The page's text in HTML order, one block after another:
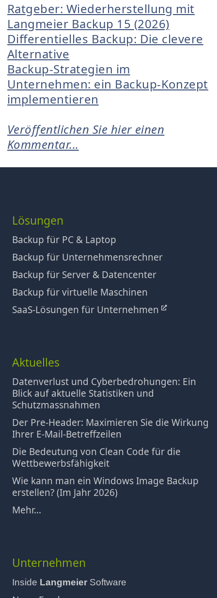
Ratgeber: Wiederherstellung mit
Langmeier Backup 15 (2026)
Differentielles Backup: Die clevere
Alternative
Backup-Strategien im
Unternehmen: ein Backup-Konzept
implementieren
Veröffentlichen Sie hier einen
Kommentar...
Lösungen
Backup für PC & Laptop
Backup für Unternehmensrechner
Backup für Server & Datencenter
Backup für virtuelle Maschinen
SaaS-Lösungen für Unternehmen
Aktuelles
Datenverlust und Cyberbedrohungen: Ein
Blick auf aktuelle Statistiken und
Schutzmassnahmen
Der Pre-Header: Maximieren Sie die Wirkung
Ihrer E-Mail-Betreffzeilen
Die Bedeutung von Clean Code für die
Wettbewerbsfähigkeit
Wie kann man ein Windows Image Backup
erstellen? (Im Jahr 2026)
Mehr...
Unternehmen
Inside Langmeier Software